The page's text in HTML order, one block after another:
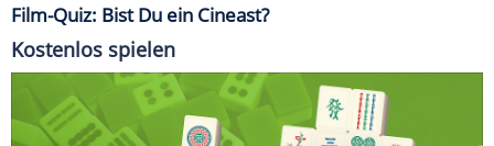
Film-Quiz: Bist Du ein Cineast?
Kostenlos spielen